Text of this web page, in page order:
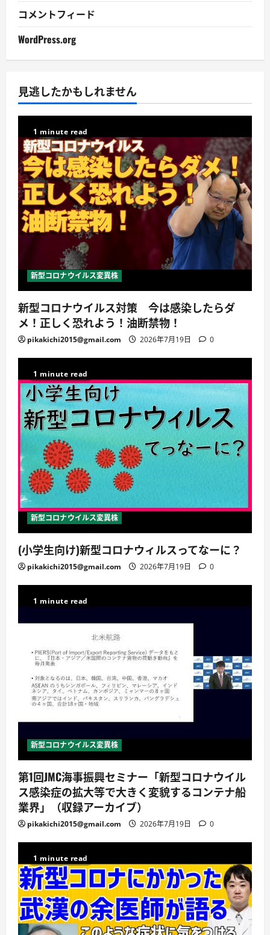
コメントフィード
WordPress.org
見逃したかもしれません
1 minute read
新型コロナウイルス変異株
新型コロナウイルス対策 今は感染したらダ
メ！正しく恐れよう！油断禁物！
pikakichi2015@gmail.com 2026年7月19日 0
1 minute read
新型コロナウイルス変異株
(小学生向け)新型コロナウィルスってなーに？
pikakichi2015@gmail.com 2026年7月19日 0
1 minute read
新型コロナウイルス変異株
第1回JMC海事振興セミナー「新型コロナウイル
ス感染症の拡大等で大きく変貌するコンテナ船
業界」（収録アーカイブ）
pikakichi2015@gmail.com 2026年7月19日 0
1 minute read